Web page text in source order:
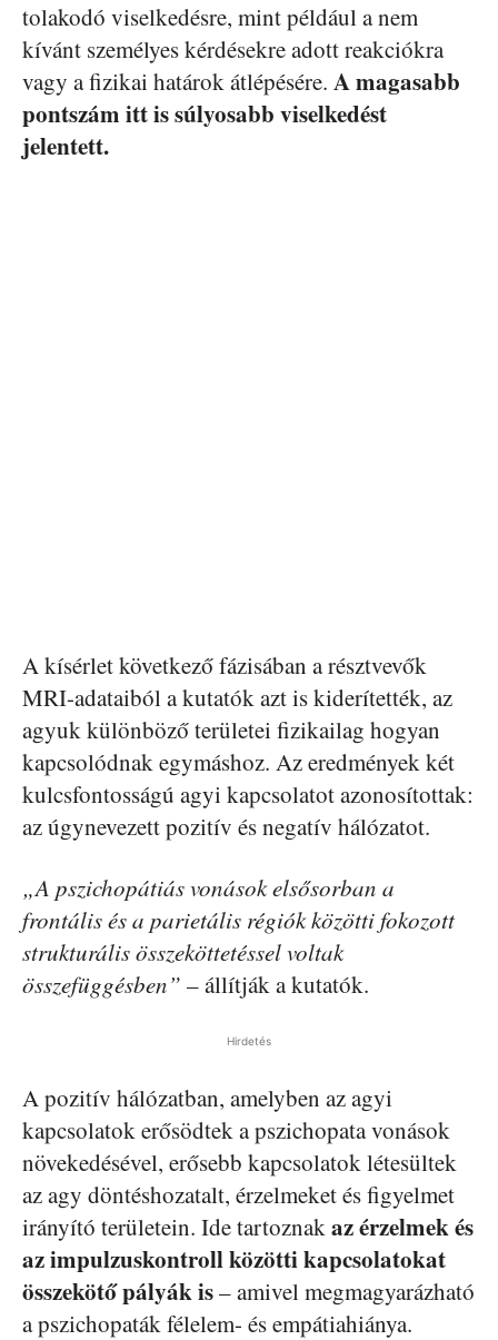
tolakodó viselkedésre, mint például a nem
kívánt személyes kérdésekre adott reakciókra
vagy a fizikai határok átlépésére. A magasabb
pontszám itt is súlyosabb viselkedést
jelentett.
A kísérlet következő fázisában a résztvevők
MRI-adataiból a kutatók azt is kiderítették, az
agyuk különböző területei fizikailag hogyan
kapcsolódnak egymáshoz. Az eredmények két
kulcsfontosságú agyi kapcsolatot azonosítottak:
az úgynevezett pozitív és negatív hálózatot.
„A pszichopátiás vonások elsősorban a
frontális és a parietális régiók közötti fokozott
strukturális összeköttetéssel voltak
összefüggésben” – állítják a kutatók.
Hirdetés
A pozitív hálózatban, amelyben az agyi
kapcsolatok erősödtek a pszichopata vonások
növekedésével, erősebb kapcsolatok létesültek
az agy döntéshozatalt, érzelmeket és figyelmet
irányító területein. Ide tartoznakaz érzelmek és
az impulzuskontroll közötti kapcsolatokat
összekötő pályák is– amivel megmagyarázható
a pszichopaták félelem- és empátiahiánya.